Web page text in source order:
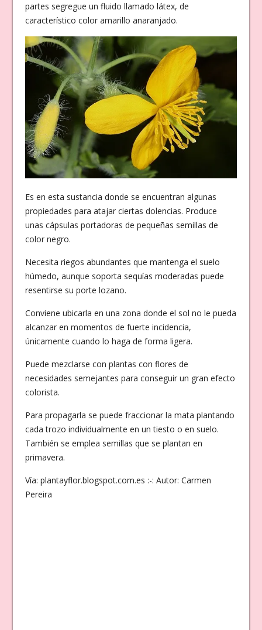
partes segregue un fluido llamado látex, de
característico color amarillo anaranjado.
Es en esta sustancia donde se encuentran algunas
propiedades para atajar ciertas dolencias. Produce
unas cápsulas portadoras de pequeñas semillas de
color negro.
Necesita riegos abundantes que mantenga el suelo
húmedo, aunque soporta sequías moderadas puede
resentirse su porte lozano.
Conviene ubicarla en una zona donde el sol no le pueda
alcanzar en momentos de fuerte incidencia,
únicamente cuando lo haga de forma ligera.
Puede mezclarse con plantas con flores de
necesidades semejantes para conseguir un gran efecto
colorista.
Para propagarla se puede fraccionar la mata plantando
cada trozo individualmente en un tiesto o en suelo.
También se emplea semillas que se plantan en
primavera.
Vía: plantayflor.blogspot.com.es :-: Autor: Carmen
Pereira